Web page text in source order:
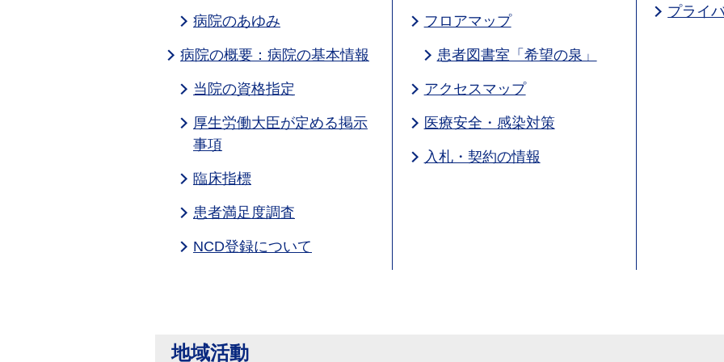
病院のあゆみ
病院の概要：病院の基本情報
当院の資格指定
厚生労働大臣が定める掲示
事項
臨床指標
患者満足度調査
NCD登録について
フロアマップ
患者図書室「希望の泉」
アクセスマップ
医療安全・感染対策
入札・契約の情報
プライ
地域活動